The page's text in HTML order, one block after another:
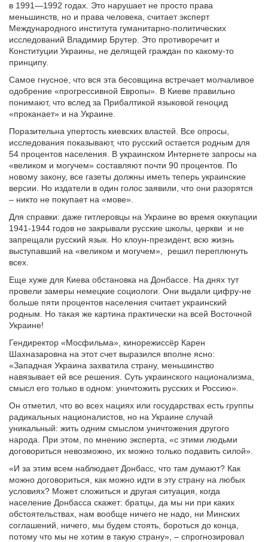
в 1991—1992 годах. Это нарушает не просто права
меньшинств, но и права человека, считает эксперт
Международного института гуманитарно-политических
исследований Владимир Брутер. Это противоречит и
Конституции Украины, не делящей граждан по какому-то
принципу.
Самое гнусное, что вся эта бесовщина встречает молчаливое
одобрение «прогрессивной Европы». В Киеве правильно
понимают, что вслед за Прибалтикой языковой геноцид
«проканает» и на Украине.
Поразительна упертость киевских властей. Все опросы,
исследования показывают, что русский остается родным для
54 процентов населения. В украинском Интернете запросы на
«великом и могучем» составляют почти 90 процентов. По
новому закону, все газеты должны иметь теперь украинские
версии. Но издатели в один голос заявили, что они разорятся
– никто не покупает на «мове».
Для справки: даже гитлеровцы на Украине во время оккупации
1941-1944 годов не закрывали русские школы, церкви и не
запрещали русский язык. Но клоун-президент, всю жизнь
выступавший на «великом и могучем», решил переплюнуть
всех.
Еще хуже для Киева обстановка на Донбассе. На днях тут
провели замеры немецкие социологи. Они выдали цифру-не
больше пяти процентов населения считает украинский
родным. Но такая же картина практически на всей Восточной
Украине!
Гендиректор «Мосфильма», кинорежиссёр Карен
Шахназаровна на этот счет выразился вполне ясно:
«Западная Украина захватила страну, меньшинство
навязывает ей все решения. Суть украинского национализма,
смысл его только в одном: уничтожить русских и Россию».
Он отметил, что во всех нациях или государствах есть группы
радикальных националистов, но на Украине случай
уникальный: жить одним смыслом уничтожения другого
народа. При этом, по мнению эксперта, «с этими людьми
договориться невозможно, их можно только подавить силой».
«И за этим всем наблюдает Донбасс, что там думают? Как
можно договориться, как можно идти в эту страну на любых
условиях? Может сложиться и другая ситуация, когда
население Донбасса скажет: братцы, да мы ни при каких
обстоятельствах, нам вообще ничего не надо, ни Минских
соглашений, ничего, мы будем стоять, бороться до конца,
потому что мы не хотим в такую страну», – спрогнозировал